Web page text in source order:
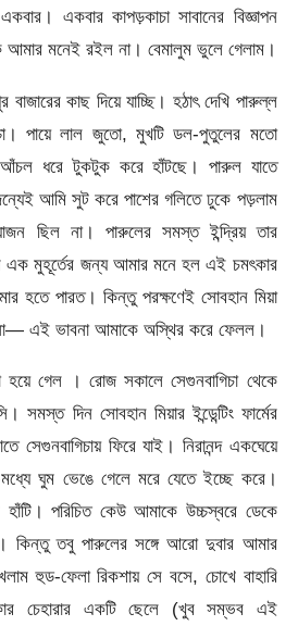
একবার কাপড়কাচা সাবানের বিজ্ঞাপন
আমার মনেই রইল না। বেমালুম ভুলে গেলাম।
বাজারের কাছ দিয়ে যাচ্ছি। হঠাৎ দেখি পারুল্ল
পায়ে লাল জুতো, মুখটি ডল-পুতুলের মতো
ধরে টুকটুক করে হাঁটছে। পারুল যাতে
আমি সুট করে পাশের গলিতে ঢুকে পড়লাম
ছিল না। পারুলের সমস্ত ইন্দ্রিয় তার
এক মুহূর্তের জন্য আমার মনে হল এই চমৎকার
হতে পারত। কিন্তু পরক্ষণেই সোবহান মিয়া
এই ভাবনা আমাকে অস্থির করে ফেলল।
গেল । রোজ সকালে সেগুনবাগিচা থেকে
সমস্ত দিন সোবহান মিয়ার ইন্ডেন্টিং ফার্মের
সেগুনবাগিচায় ফিরে যাই। নিরানন্দ একঘেয়ে
ঘুম ভেঙে গেলে মরে যেতে ইচ্ছে করে।
হাঁটি। পরিচিত কেউ আমাকে উচ্চস্বরে ডেকে
তবু পারুলের সঙ্গে আরো দুবার আমার
হুড-ফেলা রিকশায় সে বসে, চোখে বাহারি
চেহারার একটি ছেলে (খুব সম্ভব এই